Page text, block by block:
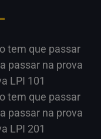
tem que passar
passar na prova
LPI 101
tem que passar
passar na prova
LPI 201